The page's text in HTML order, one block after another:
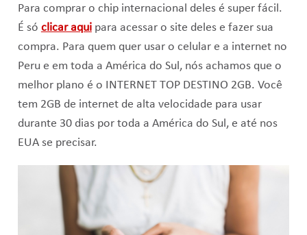
Para comprar o chip internacional deles é super fácil.
É só clicar aquipara acessar o site deles e fazer sua
compra. Para quem quer usar o celular e a internet no
Peru e em toda a América do Sul, nós achamos que o
melhor plano é o INTERNET TOP DESTINO 2GB. Você
tem 2GB de internet de alta velocidade para usar
durante 30 dias por toda a América do Sul, e até nos
EUA se precisar.